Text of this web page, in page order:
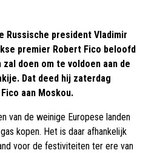
Russische president Vladimir
premier Robert Fico beloofd
zal doen om te voldoen aan de
Dat deed hij zaterdag
aan Moskou.
van de weinige Europese landen
kopen. Het is daar afhankelijk
voor de festiviteiten ter ere van